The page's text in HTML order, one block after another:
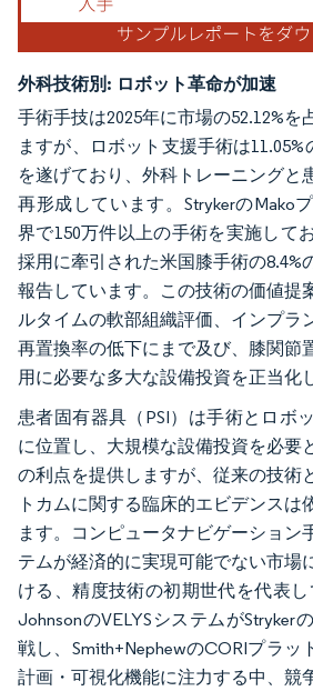
外科技術別: ロボット革命が加速
手術手技は2025年に市場の52.12%を
ますが、ロボット支援手術は
を遂げており、外科トレーニングと
再形成しています。StrykerのMako
界で150万件以上の手術を実施して
採用に牽引された米国膝手術の8.4%
報告しています。この技術の価値提
ルタイムの軟部組織評価、インプラ
再置換率の低下にまで及び、膝関節
用に必要な多大な設備投資を正当化
患者固有器具（PSI）は手術とロボ
に位置し、大規模な設備投資を必要
の利点を提供しますが、従来の技術
トカムに関する臨床的エビデンスは
ます。コンピュータナビゲーション
テムが経済的に実現可能でない市場
ける、精度技術の初期世代を代表し
JohnsonのVELYSシステムがStryker
戦し、Smith+NephewのCORIプラッ
計画・可視化機能に注力する中、競